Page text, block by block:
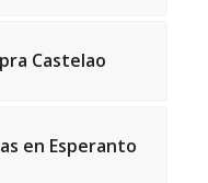
Castelao
en Esperanto